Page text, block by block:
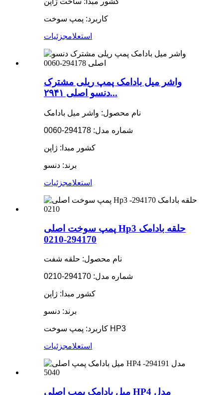
کاربرد: پمپ سوخت
استعلامجزئیات
واشر میل بادامک پمپ ریلی مشترک
دنسو اصلی ۲۹۴۱...
نام محصول: واشر میل بادامک
شماره مدل: 294178-0060
کشور مبدا: ژاپن
برند: دنسو
استعلامجزئیات
پمپ سوخت اصلی Hp3 حلقه بادامک
294170-0210
نام محصول: حلقه شفت
شماره مدل: 294170-0210
کشور مبدا: ژاپن
برند: دنسو
کاربرد: پمپ سوخت HP3
استعلامجزئیات
میل بادامک پمپ اصلی HP4 مدل